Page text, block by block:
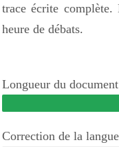
trace écrite complète.
heure de débats.
Longueur du document
Correction de la